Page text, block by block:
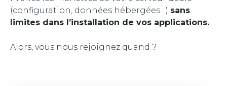
(configuration, données hébergées…) sans
limites dans l’installation de vos applications.
Alors, vous nous rejoignez quand ?